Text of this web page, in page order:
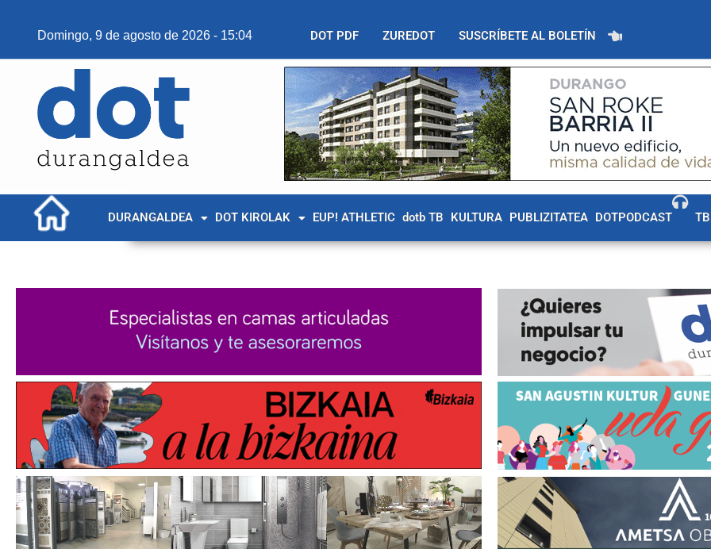
Domingo, 9 de agosto de 2026 - 15:04 DOT PDF ZUREDOT SUSCRÍBETE AL BOLETÍN
DURANGALDEA DOT KIROLAK EUP! ATHLETIC dotb TB KULTURA PUBLIZITATEA DOTPODCAST